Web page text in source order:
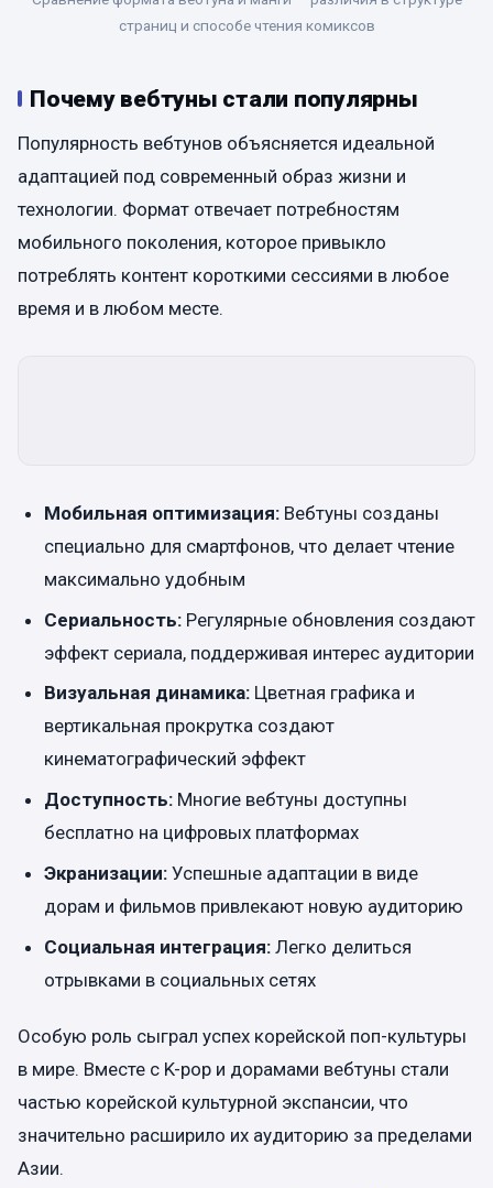
страниц и способе чтения комиксов
Почему вебтуны стали популярны
Популярность вебтунов объясняется идеальной
адаптацией под современный образ жизни и
технологии. Формат отвечает потребностям
мобильного поколения, которое привыкло
потреблять контент короткими сессиями в любое
время и в любом месте.
Мобильная оптимизация: Вебтуны созданы
специально для смартфонов, что делает чтение
максимально удобным
Сериальность: Регулярные обновления создают
эффект сериала, поддерживая интерес аудитории
Визуальная динамика: Цветная графика и
вертикальная прокрутка создают
кинематографический эффект
Доступность: Многие вебтуны доступны
бесплатно на цифровых платформах
Экранизации: Успешные адаптации в виде
дорам и фильмов привлекают новую аудиторию
Социальная интеграция: Легко делиться
отрывками в социальных сетях
Особую роль сыграл успех корейской поп-культуры
в мире. Вместе с K-pop и дорамами вебтуны стали
частью корейской культурной экспансии, что
значительно расширило их аудиторию за пределами
Азии.